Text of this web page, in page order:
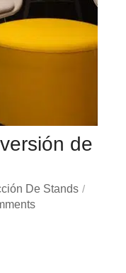
de
De Stands